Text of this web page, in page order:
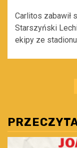
Carlitos zabawił
Starszyński
ekipy ze